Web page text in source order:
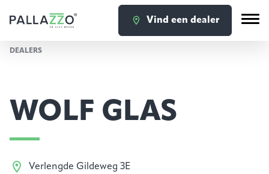
Vind een dealer
DEALERS
WOLF GLAS
Verlengde Gildeweg 3E